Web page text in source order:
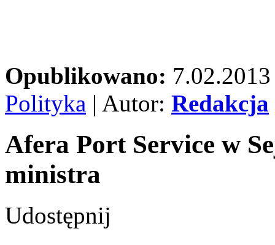
Opublikowano: 7.02.2013
Polityka | Autor: Redakcja
Afera Port Service w
ministra
Udostępnij